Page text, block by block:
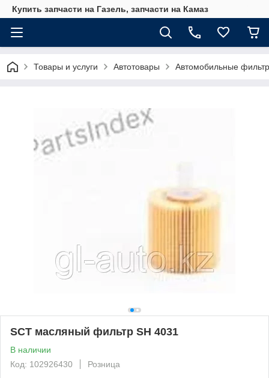
Купить запчасти на Газель, запчасти на Камаз
Товары и услуги Автотовары Автомобильные
SCT масляный фильтр SH 4031
В наличии
Код: 102926430
Розница